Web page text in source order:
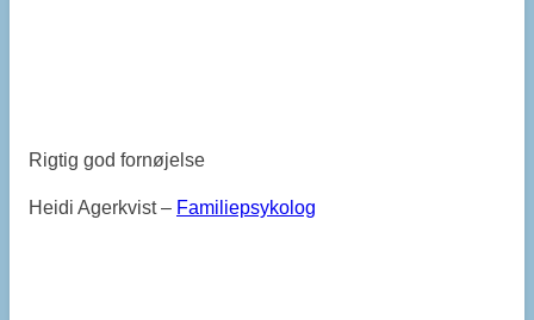
Rigtig god fornøjelse
Heidi Agerkvist – Familiepsykolog